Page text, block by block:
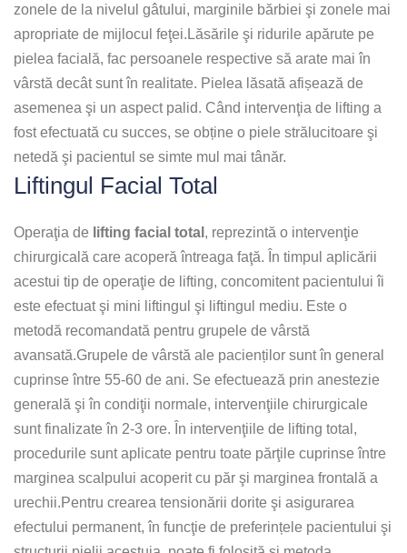
zonele de la nivelul gâtului, marginile bărbiei şi zonele mai
apropriate de mijlocul feţei.Lăsările şi ridurile apărute pe
pielea facială, fac persoanele respective să arate mai în
vârstă decât sunt în realitate. Pielea lăsată afișează de
asemenea şi un aspect palid. Când intervenţia de lifting a
fost efectuată cu succes, se obține o piele strălucitoare şi
netedă şi pacientul se simte mul mai tânăr.
Liftingul Facial Total
Operaţia de lifting facial total , reprezintă o intervenţie
chirurgicală care acoperă întreaga faţă. În timpul aplicării
acestui tip de operaţie de lifting, concomitent pacientului îi
este efectuat şi mini liftingul şi liftingul mediu. Este o
metodă recomandată pentru grupele de vârstă
avansată.Grupele de vârstă ale pacienților sunt în general
cuprinse între 55-60 de ani. Se efectuează prin anestezie
generală şi în condiţii normale, intervenţiile chirurgicale
sunt finalizate în 2-3 ore. În intervenţiile de lifting total,
procedurile sunt aplicate pentru toate părţile cuprinse între
marginea scalpului acoperit cu păr şi marginea frontală a
urechii.Pentru crearea tensionării dorite şi asigurarea
efectului permanent, în funcţie de preferințele pacientului şi